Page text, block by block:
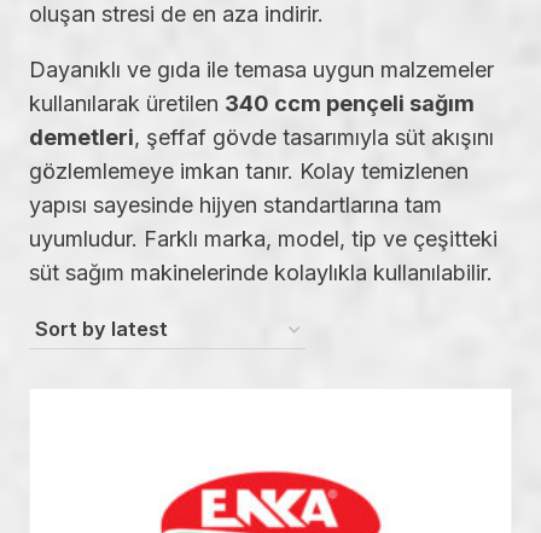
oluşan stresi de en aza indirir.
Dayanıklı ve gıda ile temasa uygun malzemeler
kullanılarak üretilen 340 ccm pençeli sağım
demetleri, şeffaf gövde tasarımıyla süt akışını
gözlemlemeye imkan tanır. Kolay temizlenen
yapısı sayesinde hijyen standartlarına tam
uyumludur. Farklı marka, model, tip ve çeşitteki
süt sağım makinelerinde kolaylıkla kullanılabilir.